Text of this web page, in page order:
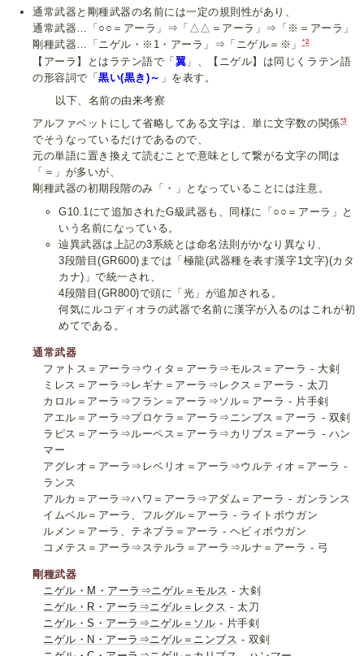
通常武器と剛種武器の名前には一定の規則性があり、
通常武器…「○○＝アーラ」⇒「△△＝アーラ」⇒「※＝アーラ」
剛種武器…「ニゲル・※1・アーラ」⇒「ニゲル＝※」
*2
【アーラ】とはラテン語で「翼 」、【ニゲル】は同じくラテン語
の形容詞で「黒い(黒き)～ 」を表す。
以下、名前の由来考察
アルファベットにして省略してある文字は、単に文字数の関係*3
でそうなっているだけであるので、
元の単語に置き換えて読むことで意味として繋がる文字の間は
「＝」が多いが、
剛種武器の初期段階のみ「・」となっていることには注意。
G10.1にて追加されたG級武器も、同様に「○○＝アーラ」と
いう名前になっている。
辿異武器は上記の3系統とは命名法則がかなり異なり、
3段階目(GR600)までは「極龍(武器種を表す漢字1文字)(カタ
カナ)」で統一され、
4段階目(GR800)で頭に「光」が追加される。
何気にルコディオラの武器で名前に漢字が入るのはこれが初
めてである。
通常武器
ファトス＝アーラ⇒ウィタ＝アーラ⇒モルス＝アーラ - 大剣
ミレス＝アーラ⇒レギナ＝アーラ⇒レクス＝アーラ - 太刀
カロル＝アーラ⇒フラン＝アーラ⇒ソル＝アーラ - 片手剣
アエル＝アーラ⇒プロケラ＝アーラ⇒ニンブス＝アーラ - 双剣
ラピス＝アーラ⇒ルーペス＝アーラ⇒カリプス＝アーラ - ハン
マー
アグレオ＝アーラ⇒レベリオ＝アーラ⇒ウルティオ＝アーラ -
ランス
アルカ＝アーラ⇒ハワ＝アーラ⇒アダム＝アーラ - ガンランス
イムベル＝アーラ、フルグル＝アーラ - ライトボウガン
ルメン＝アーラ、テネブラ＝アーラ - ヘビィボウガン
コメテス＝アーラ⇒ステルラ＝アーラ⇒ルナ＝アーラ - 弓
剛種武器
ニゲル・M・アーラ⇒ニゲル＝モルス - 大剣
ニゲル・R・アーラ⇒ニゲル＝レクス - 太刀
ニゲル・S・アーラ⇒ニゲル＝ソル - 片手剣
ニゲル・N・アーラ⇒ニゲル＝ニンブス - 双剣